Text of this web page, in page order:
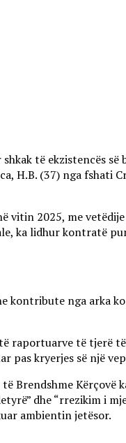
të ekzistencës së
H.B. (37) nga fshati
vitin 2025, me vetëdije
ka lidhur kontratë
kontribute nga arka
të raportuarve të tjerë
pas kryerjes së një
Brendshme Kërçovë
dhe “rrezikim i
ambientin jetësor.